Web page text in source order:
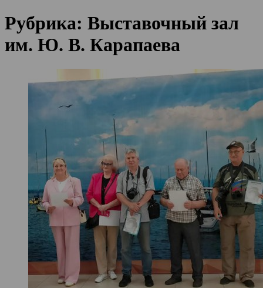
Рубрика: Выставочный зал
им. Ю. В. Карапаева